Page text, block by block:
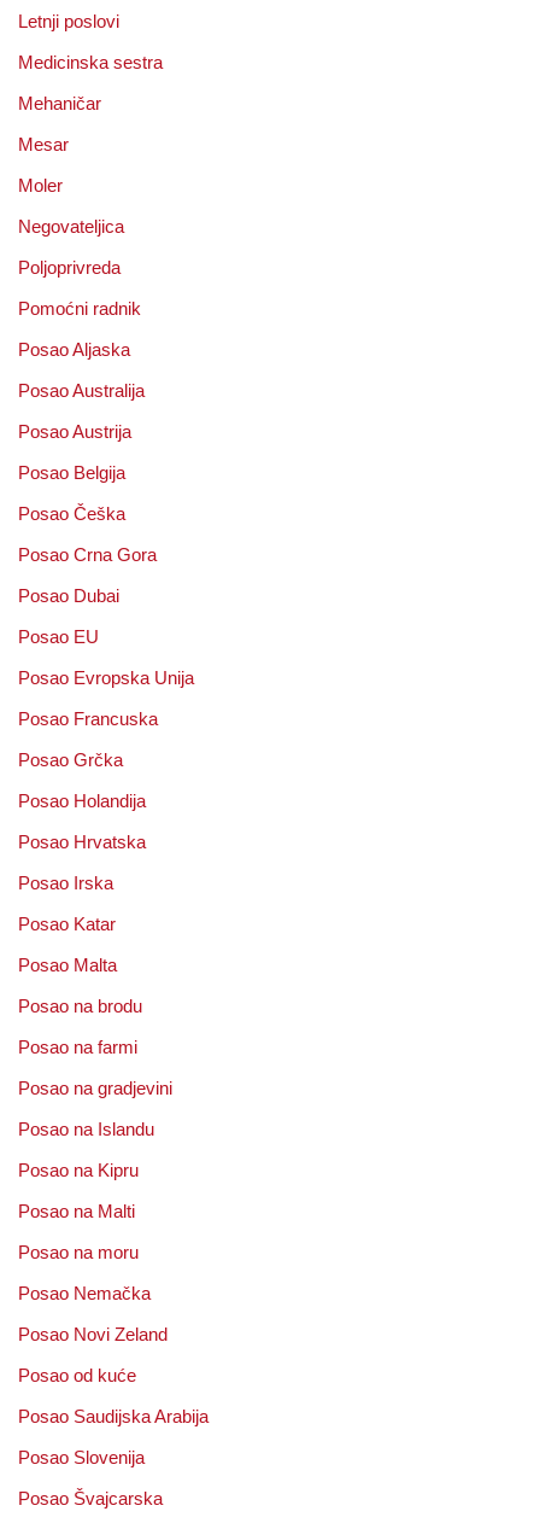
Letnji poslovi
Medicinska sestra
Mehaničar
Mesar
Moler
Negovateljica
Poljoprivreda
Pomoćni radnik
Posao Aljaska
Posao Australija
Posao Austrija
Posao Belgija
Posao Češka
Posao Crna Gora
Posao Dubai
Posao EU
Posao Evropska Unija
Posao Francuska
Posao Grčka
Posao Holandija
Posao Hrvatska
Posao Irska
Posao Katar
Posao Malta
Posao na brodu
Posao na farmi
Posao na gradjevini
Posao na Islandu
Posao na Kipru
Posao na Malti
Posao na moru
Posao Nemačka
Posao Novi Zeland
Posao od kuće
Posao Saudijska Arabija
Posao Slovenija
Posao Švajcarska